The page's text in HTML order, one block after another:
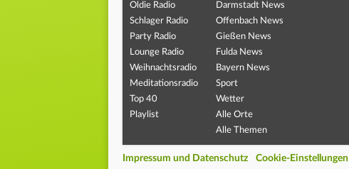
Oldie Radio
Schlager Radio
Party Radio
Lounge Radio
Weihnachtsradio
Meditationsradio
Top 40
Playlist
Darmstadt News
Offenbach News
Gießen News
Fulda News
Bayern News
Sport
Wetter
Alle Orte
Alle Themen
Impressum und Datenschutz Cookie-Einstellungen